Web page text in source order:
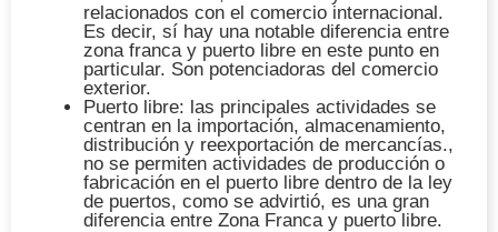
relacionados con el comercio internacional.
Es decir, sí hay una notable diferencia entre
zona franca y puerto libre en este punto en
particular. Son potenciadoras del comercio
exterior.
Puerto libre: las principales actividades se
centran en la importación, almacenamiento,
distribución y reexportación de mercancías.,
no se permiten actividades de producción o
fabricación en el puerto libre dentro de la ley
de puertos, como se advirtió, es una gran
diferencia entre Zona Franca y puerto libre.